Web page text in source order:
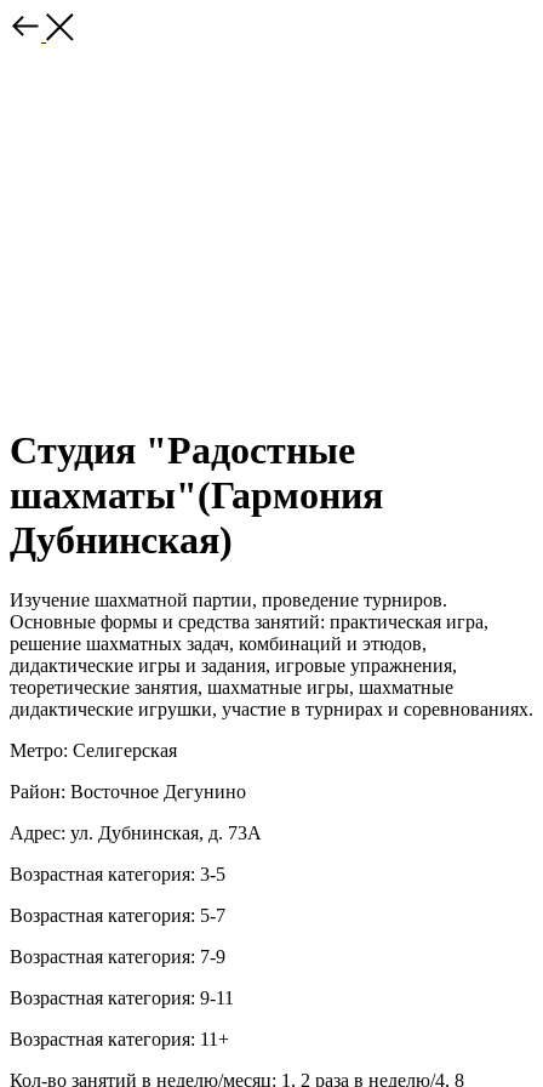
Студия "Радостные
шахматы"(Гармония
Дубнинская)
Изучение шахматной партии, проведение турниров.
Основные формы и средства занятий: практическая игра,
решение шахматных задач, комбинаций и этюдов,
дидактические игры и задания, игровые упражнения,
теоретические занятия, шахматные игры, шахматные
дидактические игрушки, участие в турнирах и соревнованиях.
Метро: Селигерская
Район: Восточное Дегунино
Адрес: ул. Дубнинская, д. 73А
Возрастная категория: 3-5
Возрастная категория: 5-7
Возрастная категория: 7-9
Возрастная категория: 9-11
Возрастная категория: 11+
Кол-во занятий в неделю/месяц: 1, 2 раза в неделю/4, 8